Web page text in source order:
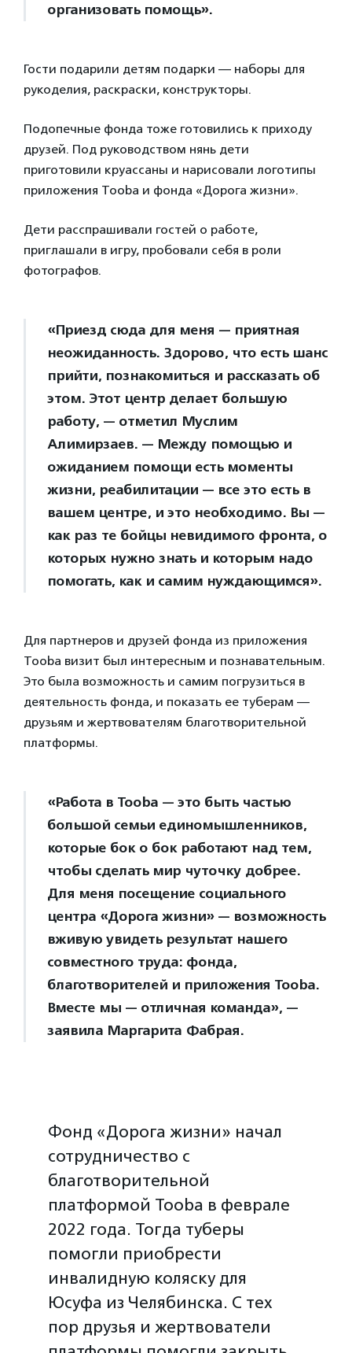
организовать помощь».
Гости подарили детям подарки — наборы для
рукоделия, раскраски, конструкторы.
Подопечные фонда тоже готовились к приходу
друзей. Под руководством нянь дети
приготовили круассаны и нарисовали логотипы
приложения Tooba и фонда «Дорога жизни».
Дети расспрашивали гостей о работе,
приглашали в игру, пробовали себя в роли
фотографов.
«Приезд сюда для меня — приятная
неожиданность. Здорово, что есть шанс
прийти, познакомиться и рассказать об
этом. Этот центр делает большую
работу, — отметил Муслим
Алимирзаев. — Между помощью и
ожиданием помощи есть моменты
жизни, реабилитации — все это есть в
вашем центре, и это необходимо. Вы —
как раз те бойцы невидимого фронта, о
которых нужно знать и которым надо
помогать, как и самим нуждающимся».
Для партнеров и друзей фонда из приложения
Tooba визит был интересным и познавательным.
Это была возможность и самим погрузиться в
деятельность фонда, и показать ее туберам —
друзьям и жертвователям благотворительной
платформы.
«Работа в Tooba — это быть частью
большой семьи единомышленников,
которые бок о бок работают над тем,
чтобы сделать мир чуточку добрее.
Для меня посещение социального
центра «Дорога жизни» — возможность
вживую увидеть результат нашего
совместного труда: фонда,
благотворителей и приложения Tooba.
Вместе мы — отличная команда», —
заявила Маргарита Фабрая.
Фонд «Дорога жизни» начал
сотрудничество с
благотворительной
платформой Tooba в феврале
2022 года. Тогда туберы
помогли приобрести
инвалидную коляску для
Юсуфа из Челябинска. С тех
пор друзья и жертвователи